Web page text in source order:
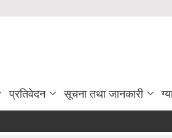
प्रतिवेदन सूचना तथा जानकारी